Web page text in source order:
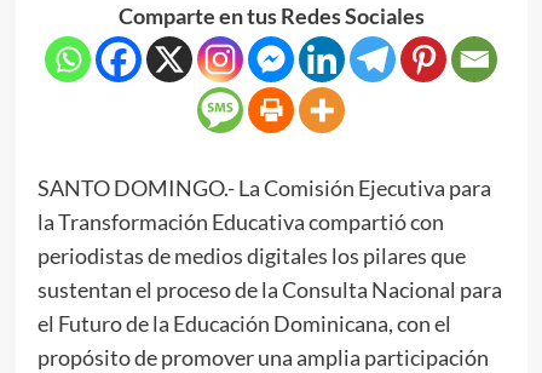
Comparte en tus Redes Sociales
SANTO DOMINGO.- La Comisión Ejecutiva para
la Transformación Educativa compartió con
periodistas de medios digitales los pilares que
sustentan el proceso de la Consulta Nacional para
el Futuro de la Educación Dominicana, con el
propósito de promover una amplia participación